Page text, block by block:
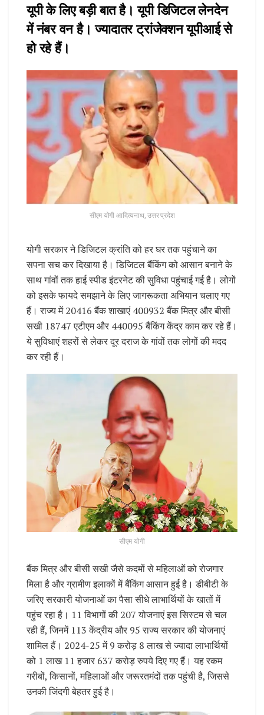
यूपी के लिए बड़ी बात है। यूपी डिजिटल लेनदेन
में नंबर वन है। ज्यादातर ट्रांजेक्शन यूपीआई से
हो रहे हैं।
सीएम योगी आदित्यनाथ, उत्तर प्रदेश
योगी सरकार ने डिजिटल क्रांति को हर घर तक पहुंचाने का
सपना सच कर दिखाया है। डिजिटल बैंकिंग को आसान बनाने के
साथ गांवों तक हाई स्पीड इंटरनेट की सुविधा पहुंचाई गई है। लोगों
को इसके फायदे समझाने के लिए जागरूकता अभियान चलाए गए
हैं। राज्य में 20416 बैंक शाखाएं 400932 बैंक मित्र और बीसी
सखी 18747 एटीएम और 440095 बैंकिंग केंद्र काम कर रहे हैं।
ये सुविधाएं शहरों से लेकर दूर दराज के गांवों तक लोगों की मदद
कर रही हैं।
सीएम योगी
बैंक मित्र और बीसी सखी जैसे कदमों से महिलाओं को रोजगार
मिला है और ग्रामीण इलाकों में बैंकिंग आसान हुई है। डीबीटी के
जरिए सरकारी योजनाओं का पैसा सीधे लाभार्थियों के खातों में
पहुंच रहा है। 11 विभागों की 207 योजनाएं इस सिस्टम से चल
रही हैं, जिनमें 113 केंद्रीय और 95 राज्य सरकार की योजनाएं
शामिल हैं। 2024-25 में 9 करोड़ 8 लाख से ज्यादा लाभार्थियों
को 1 लाख 11 हजार 637 करोड़ रुपये दिए गए हैं। यह रकम
गरीबों, किसानों, महिलाओं और जरूरतमंदों तक पहुंची है, जिससे
उनकी जिंदगी बेहतर हुई है।